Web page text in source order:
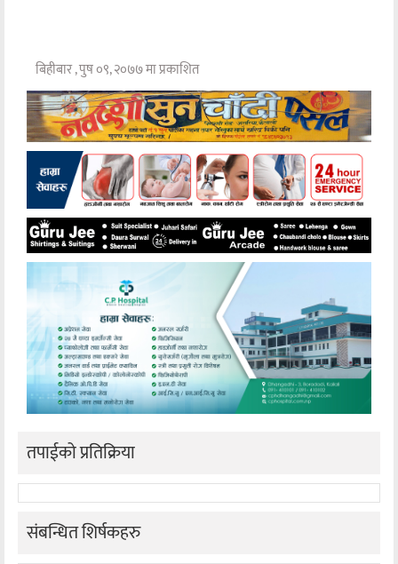
बिहीबार , पुष ०९, २०७७ मा प्रकाशित
तपाईको प्रतिक्रिया
संबन्धित शिर्षकहरु